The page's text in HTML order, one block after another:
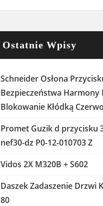
Ostatnie Wpisy
Schneider Osłona
Bezpieczeństwa Harmony
Blokowanie Kłódką
Promet Guzik d przycisku
nef30-dz P0-12-010703 Z
Vidos 2X M320B + S602
Daszek Zadaszenie Drzwi
80